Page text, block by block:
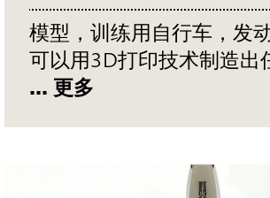
模型，训练用自行车，
可以用3D打印技术制造出
... 更多